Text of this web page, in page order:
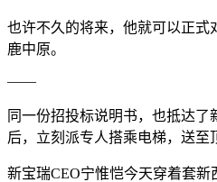
也许不久的将来，他就可以正式
鹿中原。
——
同一份招投标说明书，也抵达了
后，立刻派专人搭乘电梯，送至
新宝瑞CEO宁惟恺今天穿着套